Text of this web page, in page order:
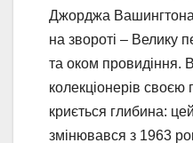
Джорджа Вашингтона
на звороті – Велику
та оком провидіння.
колекціонерів своєю
криється глибина:
змінювався з 1963